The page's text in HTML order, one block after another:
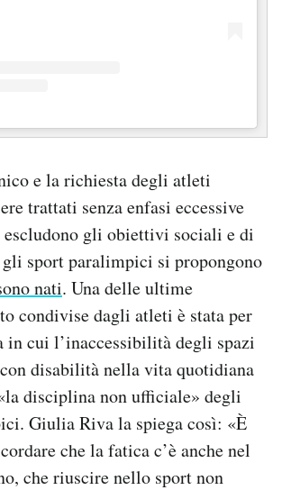
e la richiesta degli atleti
trattati senza enfasi eccessive
escludono gli obiettivi sociali e di
gli sport paralimpici si propongono
nati. Una delle ultime
condivise dagli atleti è stata per
in cui l’inaccessibilità degli spazi
disabilità nella vita quotidiana
disciplina non ufficiale» degli
Giulia Riva la spiega così: «È
che la fatica c’è anche nel
che riuscire nello sport non